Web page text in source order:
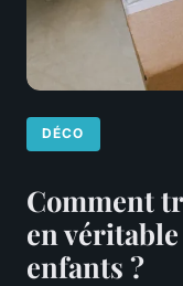
DÉCO
Comment
en
enfants ?